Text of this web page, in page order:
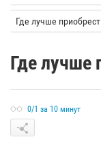
Где лучше
Где лучше
0/1 за 10 минут